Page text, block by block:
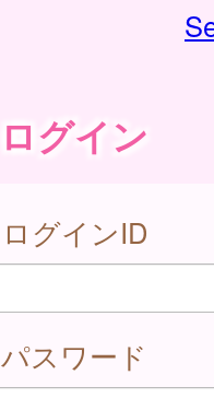
ログイン
ログインID
パスワード